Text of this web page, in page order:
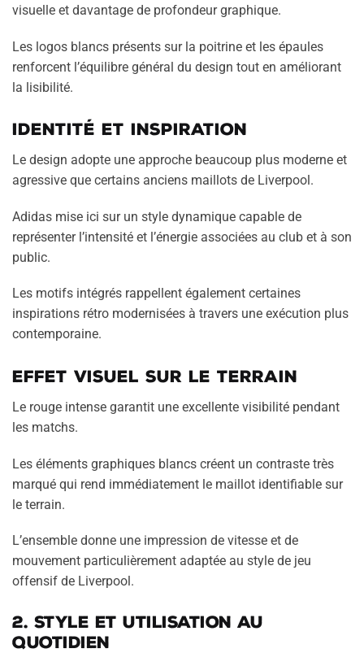
visuelle et davantage de profondeur graphique.
Les logos blancs présents sur la poitrine et les épaules
renforcent l’équilibre général du design tout en améliorant
la lisibilité.
Identité et inspiration
Le design adopte une approche beaucoup plus moderne et
agressive que certains anciens maillots de Liverpool.
Adidas mise ici sur un style dynamique capable de
représenter l’intensité et l’énergie associées au club et à son
public.
Les motifs intégrés rappellent également certaines
inspirations rétro modernisées à travers une exécution plus
contemporaine.
Effet visuel sur le terrain
Le rouge intense garantit une excellente visibilité pendant
les matchs.
Les éléments graphiques blancs créent un contraste très
marqué qui rend immédiatement le maillot identifiable sur
le terrain.
L’ensemble donne une impression de vitesse et de
mouvement particulièrement adaptée au style de jeu
offensif de Liverpool.
2. Style et utilisation au
quotidien